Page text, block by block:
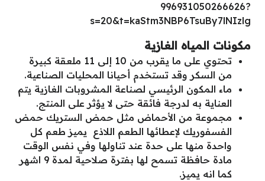
996931050266626?
s=20&t=kaStm3NBP6TsuBy7lNIzlg
مكونات المياه الغازية
تحتوي على ما يقرب من 10 إلى 11 ملعقة كبيرة
من السكر وقد تستخدم أحيانا المحليات الصناعية.
ماء المكون الرئيسي لصناعة المشروبات الغازية يتم
العناية به لدرجة فائقة حتى لا يؤثر على المنتج.
مجموعة من الأحماض مثل حمض الستريك حمض
الفسفوريك لإعطائها الطعم اللاذع يميز طعم كل
واحدة منها على حدة عند تناولها وفي نفس الوقت
مادة حافظة تسمح لها بفترة صلاحية لمدة 9 اشهر
كما انه يميز.